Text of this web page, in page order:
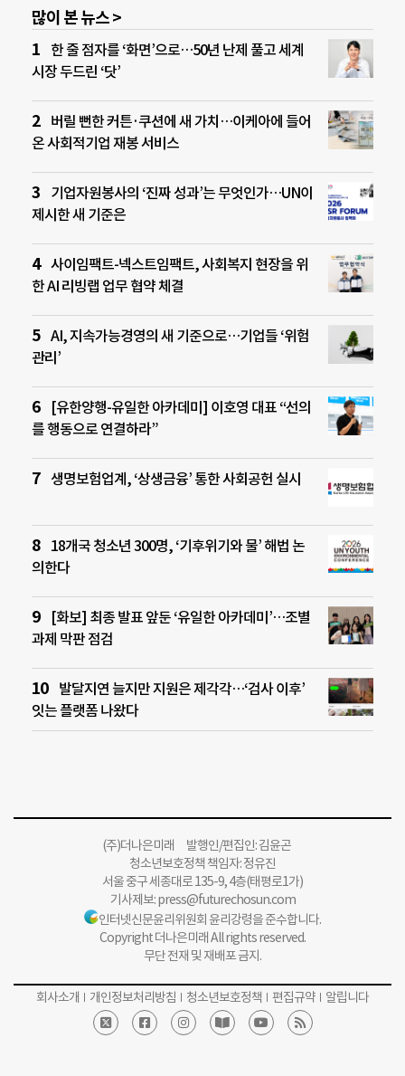
많이 본 뉴스 >
한 줄 점자를 ‘화면’으로…50년 난제 풀고 세계
시장 두드린 ‘닷’
버릴 뻔한 커튼·쿠션에 새 가치…이케아에 들어
온 사회적기업 재봉 서비스
기업자원봉사의 ‘진짜 성과’는 무엇인가…UN이
제시한 새 기준은
사이임팩트-넥스트임팩트, 사회복지 현장을 위
한 AI 리빙랩 업무 협약 체결
AI, 지속가능경영의 새 기준으로…기업들 ‘위험
관리’
[유한양행-유일한 아카데미] 이호영 대표 “선의
를 행동으로 연결하라”
생명보험업계, ‘상생금융’ 통한 사회공헌 실시
18개국 청소년 300명, ‘기후위기와 물’ 해법 논
의한다
[화보] 최종 발표 앞둔 ‘유일한 아카데미’…조별
과제 막판 점검
발달지연 늘지만 지원은 제각각…‘검사 이후’
잇는 플랫폼 나왔다
(주)더나은미래 발행인/편집인: 김윤곤
청소년보호정책 책임자: 정유진
서울 중구 세종대로 135-9, 4층(태평로1가)
기사제보:press@futurechosun.com
인터넷신문윤리위원회 윤리강령을 준수합니다.
Copyright 더나은미래 All rights reserved.
무단 전재 및 재배포 금지.
회사소개 개인정보처리방침 청소년보호정책 편집규약 알립니다